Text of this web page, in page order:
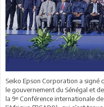
Seiko Epson Corporation a signé
le gouvernement du Sénégal et
la 9ᵉ Conférence internationale